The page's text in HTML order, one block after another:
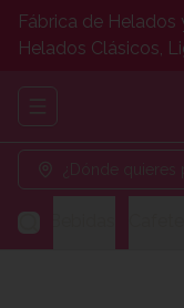
Fábrica de Helados
Helados Clásicos,
Abrir menu de
¿Dónde quieres
y Bebidas